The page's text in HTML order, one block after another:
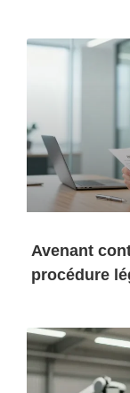
Avenant
procédure